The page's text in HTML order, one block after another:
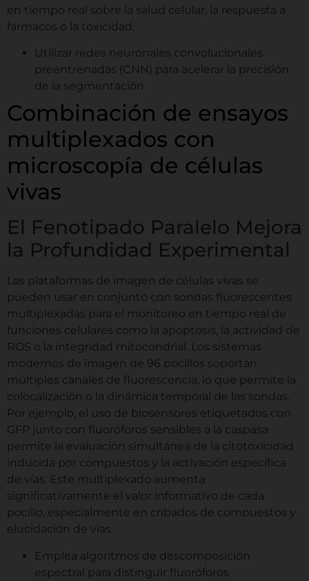
en tiempo real sobre la salud celular, la respuesta a
fármacos o la toxicidad.
Utilizar redes neuronales convolucionales
preentrenadas (CNN) para acelerar la precisión
de la segmentación
Combinación de ensayos
multiplexados con
microscopía de células
vivas
El Fenotipado Paralelo Mejora
la Profundidad Experimental
Las plataformas de imagen de células vivas se
pueden usar en conjunto con sondas fluorescentes
multiplexadas para el monitoreo en tiempo real de
funciones celulares como la apoptosis, la actividad de
ROS o la integridad mitocondrial. Los sistemas
modernos de imagen de 96 pocillos soportan
múltiples canales de fluorescencia, lo que permite la
colocalización o la dinámica temporal de las sondas.
Por ejemplo, el uso de biosensores etiquetados con
GFP junto con fluoróforos sensibles a la caspasa
permite la evaluación simultánea de la citotoxicidad
inducida por compuestos y la activación específica
de vías. Este multiplexado aumenta
significativamente el valor informativo de cada
pocillo, especialmente en cribados de compuestos y
elucidación de vías.
Emplea algoritmos de descomposición
espectral para distinguir fluoróforos